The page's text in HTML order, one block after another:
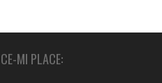
CE-MI PLACE: